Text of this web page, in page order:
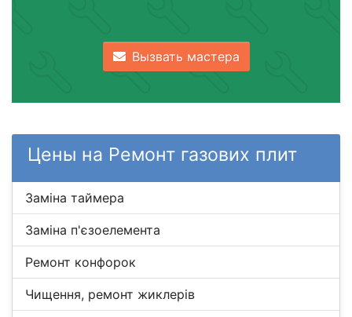
Вызвать мастера
Цены на Ремонт газових плит
Заміна таймера
Заміна п'єзоелемента
Ремонт конфорок
Чищення, ремонт жиклерів